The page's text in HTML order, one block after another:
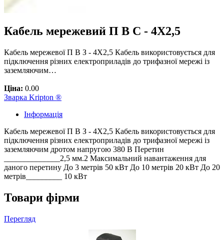
Кабель мережевий П В С - 4Х2,5
Кабель мережевої П В З - 4Х2,5 Кабель використовується для
підключення різних електроприладів до трифазної мережі із
заземляючим…
Ціна: 0.00
Зварка Kripton ®
Інформація
Кабель мережевої П В З - 4Х2,5 Кабель використовується для
підключення різних електроприладів до трифазної мережі із
заземляючим дротом напругою 380 В Перетин
______________2,5 мм.2 Максимальний навантаження для
даного перетину До 3 метрів 50 кВт До 10 метрів 20 кВт До 20
метрів_________ 10 кВт
Товари фірми
Перегляд